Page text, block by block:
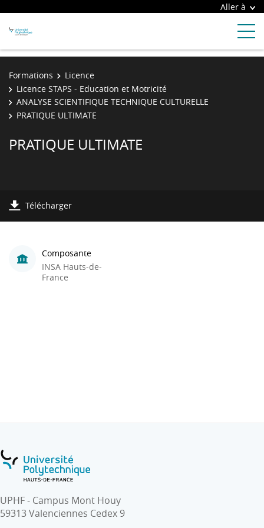
Aller à
Formations
Licence
Licence STAPS - Education et Motricité
ANALYSE SCIENTIFIQUE TECHNIQUE CULTURELLE
PRATIQUE ULTIMATE
PRATIQUE ULTIMATE
Télécharger
Composante
INSA Hauts-de-
France
UPHF - Campus Mont Houy
59313 Valenciennes Cedex 9